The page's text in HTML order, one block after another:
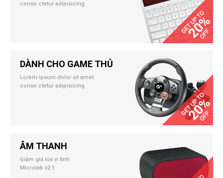
conse ctetur adipisicing
DÀNH CHO GAME THỦ
Lorem ipsum dolor sit amet
conse ctetur adipisicing
ÂM THANH
Giảm giá loa vi tính
Microlab x2.1